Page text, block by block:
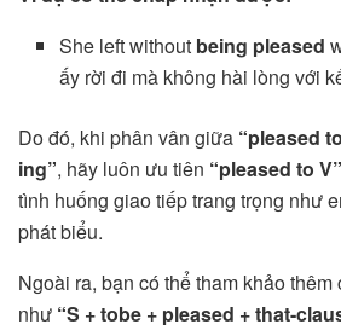
She left without being pleased
ấy rời đi mà không hài lòng với
Do đó, khi phân vân giữa “pleased
ing”, hãy luôn ưu tiên “pleased to V”
tình huống giao tiếp trang trọng như
phát biểu.
Ngoài ra, bạn có thể tham khảo thêm
như “S + tobe + pleased + that-